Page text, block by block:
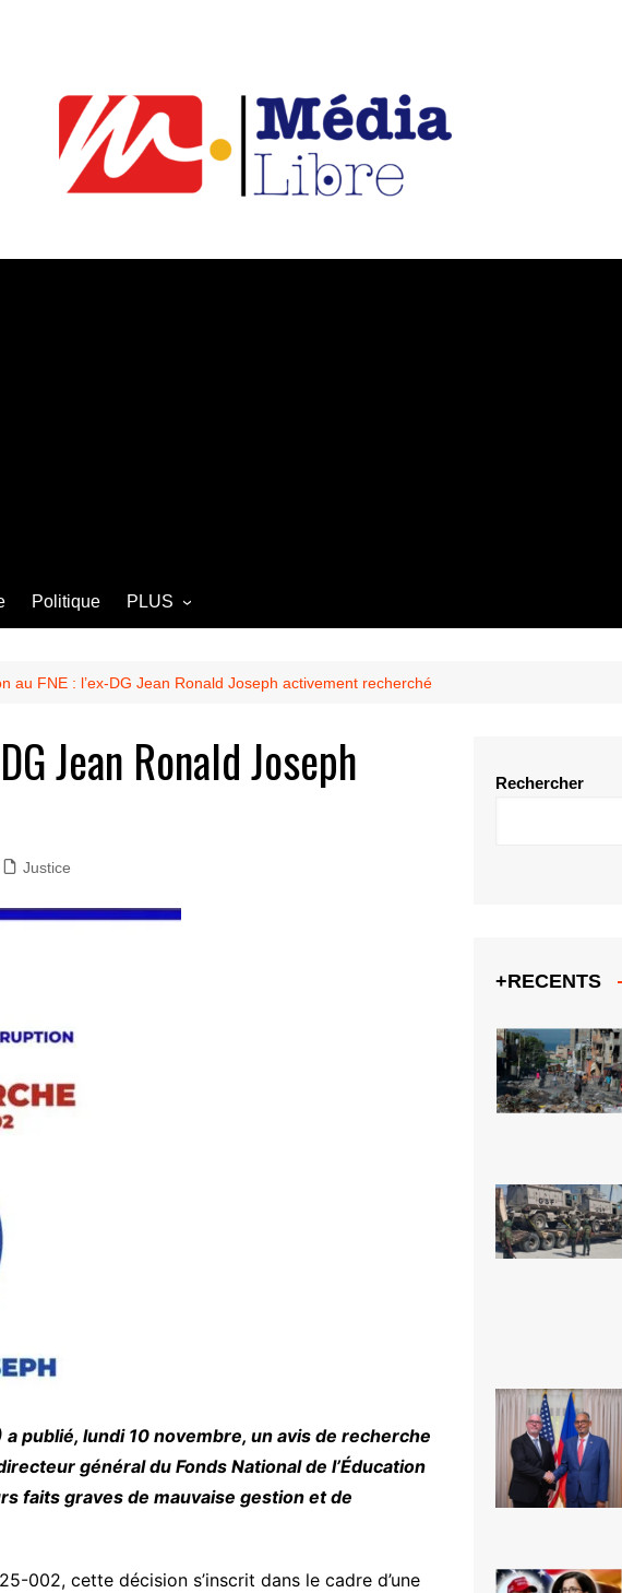
Politique PLUS
Culture
Société
au FNE : l’ex-DG Jean Ronald Joseph activement recherché
Jean Ronald Joseph
Justice
publié, lundi 10 novembre, un avis de recherche
général du Fonds National de l’Éducation
faits graves de mauvaise gestion et de
002, cette décision s’inscrit dans le cadre d’une
Rechercher
+RECENTS